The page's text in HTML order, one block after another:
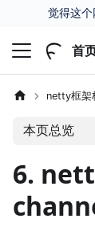
觉得这
首
netty框架
本页总览
6.